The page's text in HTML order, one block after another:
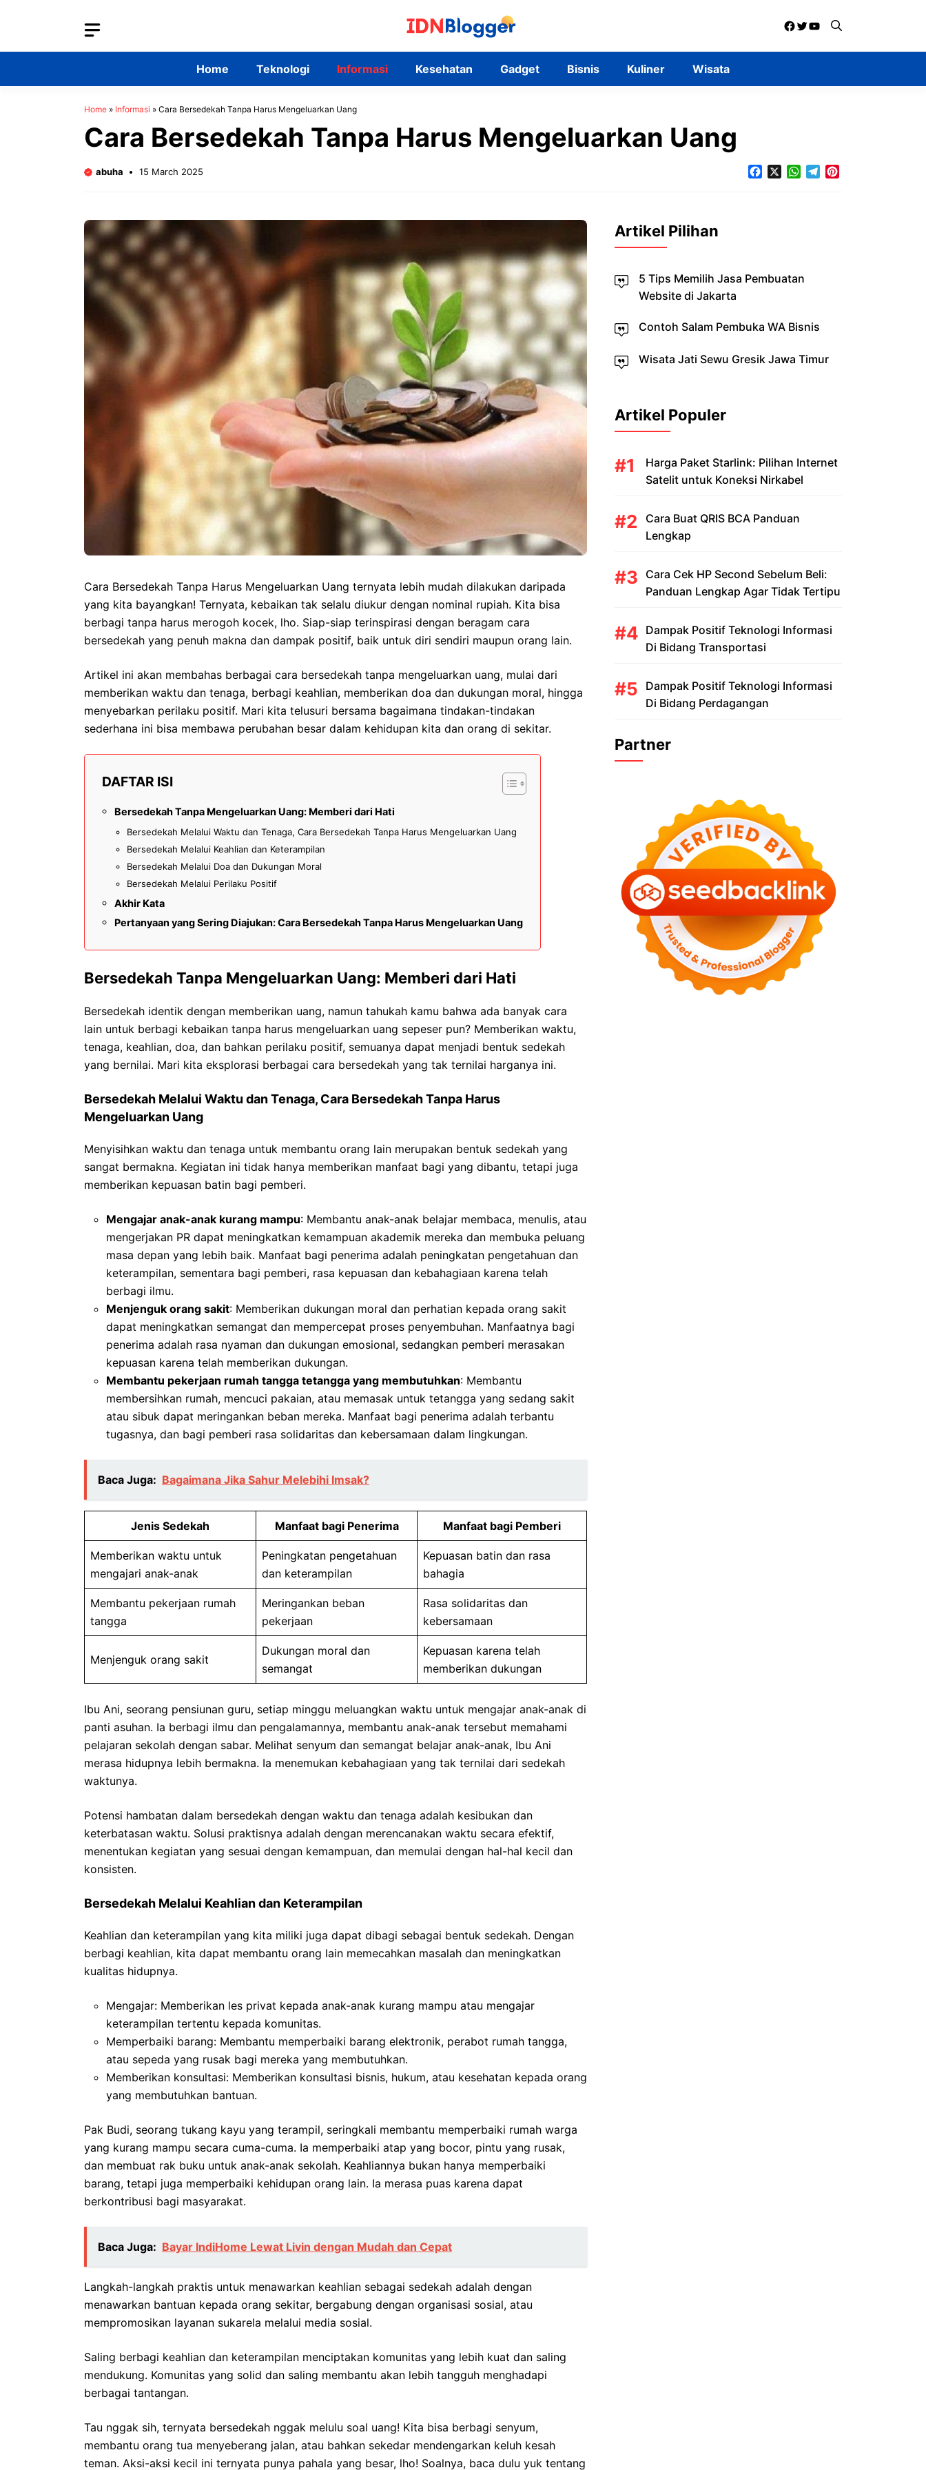
Facebook
Twitter
YouTube
Home Teknologi Informasi Kesehatan Gadget Bisnis Kuliner Wisata
Home » Informasi » Cara Bersedekah Tanpa Harus Mengeluarkan Uang
Cara Bersedekah Tanpa Harus Mengeluarkan Uang
abuha 15 March 2025 FacebookWhatsApp
Telegram
Cara Bersedekah Tanpa Harus Mengeluarkan Uang ternyata lebih mudah dilakukan daripada
yang kita bayangkan! Ternyata, kebaikan tak selalu diukur dengan nominal rupiah. Kita bisa
berbagi tanpa harus merogoh kocek, lho. Siap-siap terinspirasi dengan beragam cara
bersedekah yang penuh makna dan dampak positif, baik untuk diri sendiri maupun orang lain.
Artikel ini akan membahas berbagai cara bersedekah tanpa mengeluarkan uang, mulai dari
memberikan waktu dan tenaga, berbagi keahlian, memberikan doa dan dukungan moral, hingga
menyebarkan perilaku positif. Mari kita telusuri bersama bagaimana tindakan-tindakan
sederhana ini bisa membawa perubahan besar dalam kehidupan kita dan orang di sekitar.
DAFTAR ISI
Bersedekah Tanpa Mengeluarkan Uang: Memberi dari Hati
Bersedekah Melalui Waktu dan Tenaga, Cara Bersedekah Tanpa Harus Mengeluarkan Uang
Bersedekah Melalui Keahlian dan Keterampilan
Bersedekah Melalui Doa dan Dukungan Moral
Bersedekah Melalui Perilaku Positif
Akhir Kata
Pertanyaan yang Sering Diajukan: Cara Bersedekah Tanpa Harus Mengeluarkan Uang
Bersedekah Tanpa Mengeluarkan Uang: Memberi dari Hati
Bersedekah identik dengan memberikan uang, namun tahukah kamu bahwa ada banyak cara
lain untuk berbagi kebaikan tanpa harus mengeluarkan uang sepeser pun? Memberikan waktu,
tenaga, keahlian, doa, dan bahkan perilaku positif, semuanya dapat menjadi bentuk sedekah
yang bernilai. Mari kita eksplorasi berbagai cara bersedekah yang tak ternilai harganya ini.
Bersedekah Melalui Waktu dan Tenaga, Cara Bersedekah Tanpa Harus
Mengeluarkan Uang
Menyisihkan waktu dan tenaga untuk membantu orang lain merupakan bentuk sedekah yang
sangat bermakna. Kegiatan ini tidak hanya memberikan manfaat bagi yang dibantu, tetapi juga
memberikan kepuasan batin bagi pemberi.
Mengajar anak-anak kurang mampu: Membantu anak-anak belajar membaca, menulis, atau
mengerjakan PR dapat meningkatkan kemampuan akademik mereka dan membuka peluang
masa depan yang lebih baik. Manfaat bagi penerima adalah peningkatan pengetahuan dan
keterampilan, sementara bagi pemberi, rasa kepuasan dan kebahagiaan karena telah
berbagi ilmu.
Menjenguk orang sakit: Memberikan dukungan moral dan perhatian kepada orang sakit
dapat meningkatkan semangat dan mempercepat proses penyembuhan. Manfaatnya bagi
penerima adalah rasa nyaman dan dukungan emosional, sedangkan pemberi merasakan
kepuasan karena telah memberikan dukungan.
Membantu pekerjaan rumah tangga tetangga yang membutuhkan: Membantu
membersihkan rumah, mencuci pakaian, atau memasak untuk tetangga yang sedang sakit
atau sibuk dapat meringankan beban mereka. Manfaat bagi penerima adalah terbantu
tugasnya, dan bagi pemberi rasa solidaritas dan kebersamaan dalam lingkungan.
Baca Juga: Bagaimana Jika Sahur Melebihi Imsak?
Jenis Sedekah Manfaat bagi Penerima Manfaat bagi Pemberi
Memberikan waktu untuk
mengajari anak-anak
Peningkatan pengetahuan
dan keterampilan
Kepuasan batin dan rasa
bahagia
Membantu pekerjaan rumah
tangga
Meringankan beban
pekerjaan
Rasa solidaritas dan
kebersamaan
Menjenguk orang sakit
Dukungan moral dan
semangat
Kepuasan karena telah
memberikan dukungan
Ibu Ani, seorang pensiunan guru, setiap minggu meluangkan waktu untuk mengajar anak-anak di
panti asuhan. Ia berbagi ilmu dan pengalamannya, membantu anak-anak tersebut memahami
pelajaran sekolah dengan sabar. Melihat senyum dan semangat belajar anak-anak, Ibu Ani
merasa hidupnya lebih bermakna. Ia menemukan kebahagiaan yang tak ternilai dari sedekah
waktunya.
Potensi hambatan dalam bersedekah dengan waktu dan tenaga adalah kesibukan dan
keterbatasan waktu. Solusi praktisnya adalah dengan merencanakan waktu secara efektif,
menentukan kegiatan yang sesuai dengan kemampuan, dan memulai dengan hal-hal kecil dan
konsisten.
Bersedekah Melalui Keahlian dan Keterampilan
Keahlian dan keterampilan yang kita miliki juga dapat dibagi sebagai bentuk sedekah. Dengan
berbagi keahlian, kita dapat membantu orang lain memecahkan masalah dan meningkatkan
kualitas hidupnya.
Mengajar: Memberikan les privat kepada anak-anak kurang mampu atau mengajar
keterampilan tertentu kepada komunitas.
Memperbaiki barang: Membantu memperbaiki barang elektronik, perabot rumah tangga,
atau sepeda yang rusak bagi mereka yang membutuhkan.
Memberikan konsultasi: Memberikan konsultasi bisnis, hukum, atau kesehatan kepada orang
yang membutuhkan bantuan.
Pak Budi, seorang tukang kayu yang terampil, seringkali membantu memperbaiki rumah warga
yang kurang mampu secara cuma-cuma. Ia memperbaiki atap yang bocor, pintu yang rusak,
dan membuat rak buku untuk anak-anak sekolah. Keahliannya bukan hanya memperbaiki
barang, tetapi juga memperbaiki kehidupan orang lain. Ia merasa puas karena dapat
berkontribusi bagi masyarakat.
Baca Juga: Bayar IndiHome Lewat Livin dengan Mudah dan Cepat
Langkah-langkah praktis untuk menawarkan keahlian sebagai sedekah adalah dengan
menawarkan bantuan kepada orang sekitar, bergabung dengan organisasi sosial, atau
mempromosikan layanan sukarela melalui media sosial.
Saling berbagi keahlian dan keterampilan menciptakan komunitas yang lebih kuat dan saling
mendukung. Komunitas yang solid dan saling membantu akan lebih tangguh menghadapi
berbagai tantangan.
Tau nggak sih, ternyata bersedekah nggak melulu soal uang! Kita bisa berbagi senyum,
membantu orang tua menyeberang jalan, atau bahkan sekedar mendengarkan keluh kesah
teman. Aksi-aksi kecil ini ternyata punya pahala yang besar, lho! Soalnya, baca dulu yuk tentang
Artikel Pilihan
5 Tips Memilih Jasa Pembuatan
Website di Jakarta
Contoh Salam Pembuka WA Bisnis
Wisata Jati Sewu Gresik Jawa Timur
Artikel Populer
Harga Paket Starlink: Pilihan Internet
Satelit untuk Koneksi Nirkabel
Cara Buat QRIS BCA Panduan
Lengkap
Cara Cek HP Second Sebelum Beli:
Panduan Lengkap Agar Tidak Tertipu
Dampak Positif Teknologi Informasi
Di Bidang Transportasi
Dampak Positif Teknologi Informasi
Di Bidang Perdagangan
Partner